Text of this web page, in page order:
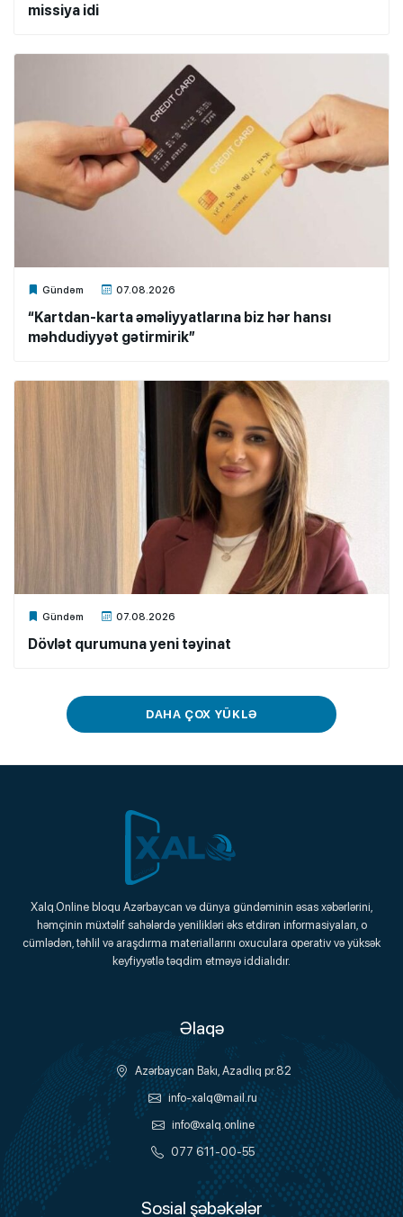
missiya idi
Gündəm 07.08.2026
Xalq.Online
“Kartdan-karta əməliyyatlarına biz hər hansı
məhdudiyyət gətirmirik”
Gündəm 07.08.2026
Xalq.Online
Dövlət qurumuna yeni təyinat
DAHA ÇOX YÜKLƏ
Xalq.Online
Onlayn Platforma
Xalq.Online bloqu Azərbaycan və dünya gündəminin əsas xəbərlərini,
həmçinin müxtəlif sahələrdə yenilikləri əks etdirən informasiyaları, o
cümlədən, təhlil və araşdırma materiallarını oxuculara operativ və yüksək
keyfiyyətlə təqdim etməyə iddialıdır.
Əlaqə
Azərbaycan Bakı, Azadlıq pr.82
info-xalq@mail.ru
info@xalq.online
077 611-00-55
Sosial şəbəkələr